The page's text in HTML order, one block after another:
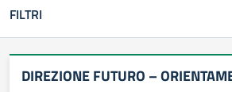
FILTRI
DIREZIONE FUTURO –